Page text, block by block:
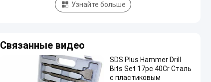
Узнайте больше
Связанные видео
SDS Plus Hammer Drill
Bits Set 17pc 40Cr Сталь
с пластиковым